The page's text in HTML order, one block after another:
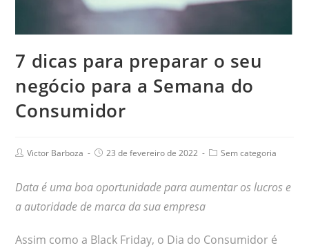
7 dicas para preparar o seu
negócio para a Semana do
Consumidor
Victor Barboza 23 de fevereiro de 2022 Sem categoria
Data é uma boa oportunidade para aumentar os lucros e
a autoridade de marca da sua empresa
Assim como a Black Friday, o Dia do Consumidor é